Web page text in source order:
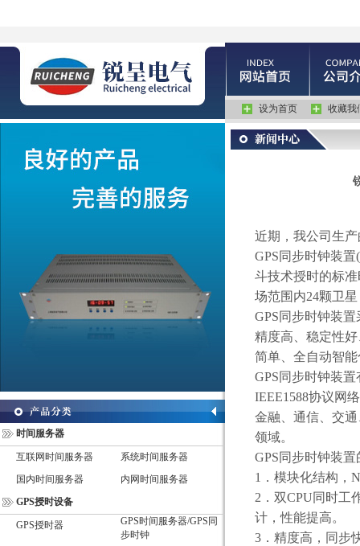
设为首页 收藏我
时间服务器
互联网时间服务器
系统时间服务器
国内时间服务器
内网时间服务器
GPS授时设备
GPS授时器
GPS时间服务器/GPS同
步时钟
近期，我公司生产
GPS同步时钟装置(
斗技术授时的标
场范围内24颗卫
GPS同步时钟装置
精度高、稳定性
简单、全自动智
GPS同步时钟装置
IEEE1588协议网
金融、通信、交
领域。
GPS同步时钟装置
1 ．模块化结构，
2 ．双CPU同时工
计，性能提高。
3．精度高，同步